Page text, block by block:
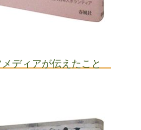
ディアが伝えたこと